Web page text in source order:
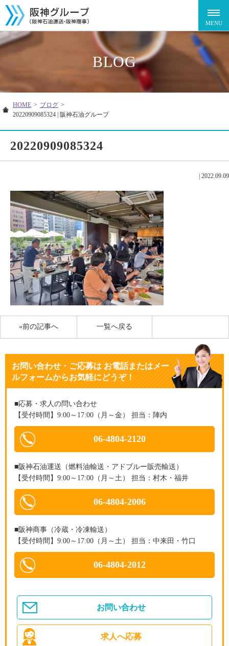
BLOG
HOME > ブログ >
20220909085324 | 阪神石油グループ
20220909085324
2022.09.09
«前の記事へ 一覧へ戻る
お問い合わせ・ご応募はお電話またはメー
ルフォームからお気軽にどうぞ！
■応募・求人の問い合わせ
【受付時間】9:00～17:00（月～金） 担当：陣内
06-4804-2120
■阪神石油運送（燃料油輸送・アドブルー販売輸送）
【受付時間】9:00～17:00（月～土） 担当：村木・福井
06-4804-2006
■阪神商事（冷蔵・冷凍輸送）
【受付時間】9:00～17:00（月～土） 担当：中来田・竹口
06-4804-2012
お問い合わせ
求人へ応募